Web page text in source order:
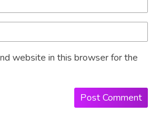
website in this browser for the